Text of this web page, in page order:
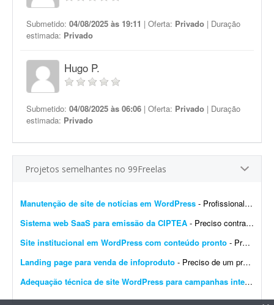
Submetido: 04/08/2025 às 19:11 | Oferta: Privado | Duração
estimada: Privado
Hugo P.
Submetido: 04/08/2025 às 06:06 | Oferta: Privado | Duração
estimada: Privado
Projetos semelhantes no 99Freelas
Manutenção de site de notícias em WordPress - Profissional para realizar manutenção, configuração de automações, melhoria visual e atualização de site de notícias em WordPress. At...
Sistema web SaaS para emissão da CIPTEA - Preciso contratar um desenvolvedor ou equipe para criar um sistema web (SaaS multi-tenant) voltado para a emissão digital da CIPTEA (Carteira de Identificação da Pessoa com Tra...
Site institucional em WordPress com conteúdo pronto - Preciso de um desenvolvedor WordPress para criar um site institucional simples, de aproximadamente 5 páginas (Home). - O projeto é cultural (Cuidadores da Memória - Encontro R...
Landing page para venda de infoproduto - Preciso de um profissional que crie uma landing page com foco em conversão para um infoproduto. A página deve ter conteúdo e layout focados em vendas, com elementos que incent...
Adequação técnica de site WordPress para campanhas internacionais